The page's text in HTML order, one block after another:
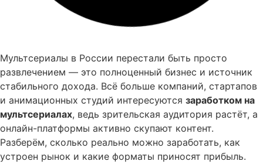
Мультсериалы в России перестали быть просто
развлечением — это полноценный бизнес и источник
стабильного дохода. Всё больше компаний, стартапов
и анимационных студий интересуются заработком на
мультсериалах, ведь зрительская аудитория растёт, а
онлайн-платформы активно скупают контент.
Разберём, сколько реально можно заработать, как
устроен рынок и какие форматы приносят прибыль.